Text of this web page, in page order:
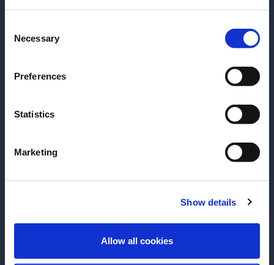
Selection
Necessary
Preferences
Statistics
Marketing
Show details
Allow all cookies
ENTER
Sarti Spritz
RECETA
Umami